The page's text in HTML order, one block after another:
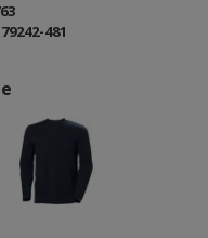
79242-481